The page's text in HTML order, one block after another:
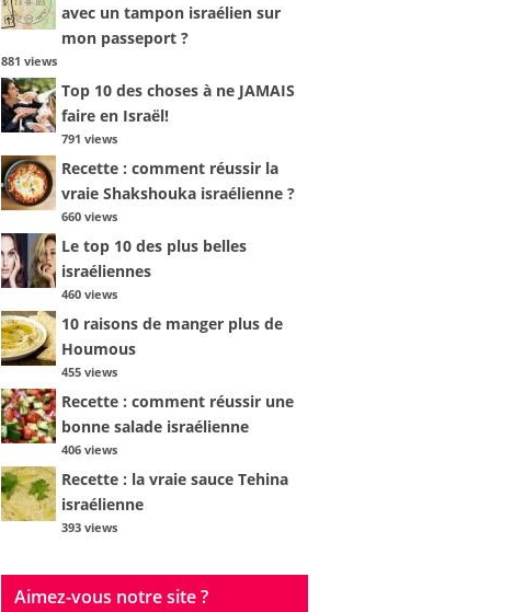
avec un tampon israélien sur
mon passeport ?
881 views
Top 10 des choses à ne JAMAIS
faire en Israël!
791 views
Recette : comment réussir la
vraie Shakshouka israélienne ?
660 views
Le top 10 des plus belles
israéliennes
460 views
10 raisons de manger plus de
Houmous
455 views
Recette : comment réussir une
bonne salade israélienne
406 views
Recette : la vraie sauce Tehina
israélienne
393 views
Aimez-vous notre site ?